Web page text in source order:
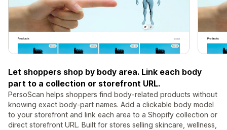
Let shoppers shop by body area. Link each body
part to a collection or storefront URL.
PersoScan helps shoppers find body-related products without
knowing exact body-part names. Add a clickable body model
to your storefront and link each area to a Shopify collection or
direct storefront URL. Built for stores selling skincare, wellness,